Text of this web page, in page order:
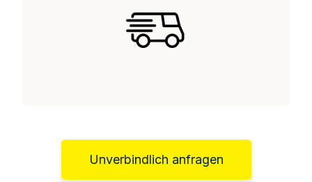
Unverbindlich anfragen